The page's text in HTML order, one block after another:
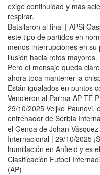
exige continuidad y más
respirar.
Batallaron al final | APSi
este tipo de partidos en
menos interrupciones en
ilusión hacia retos mayores.
Pero el mensaje queda
ahora toca mantener la
Están igualados en puntos
Vencieron al Parma AP TE
29/10/2025 Veljko Paunovi,
entrenador de Serbia
el Genoa de Johan
Internacional | 29/10/2025
humillación en Anfield y es
Clasificación Futbol
(AP)